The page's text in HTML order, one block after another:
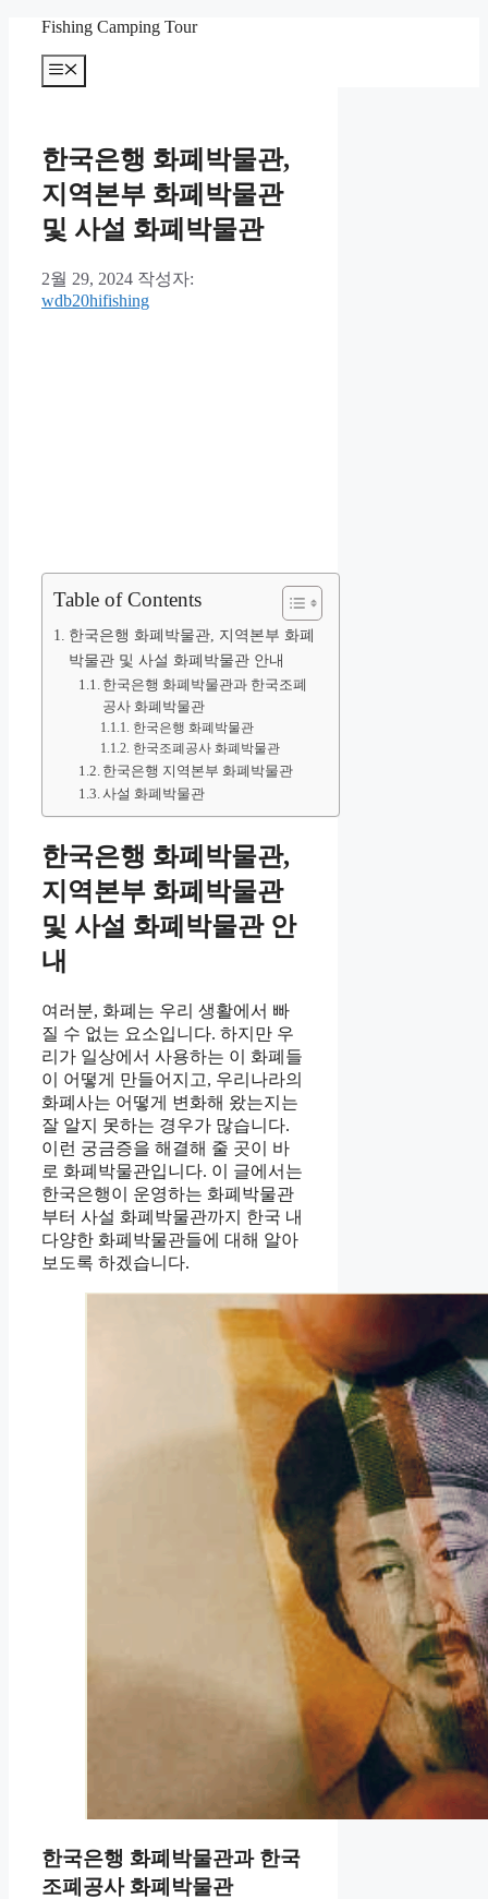
Fishing Camping Tour
메
뉴
한국은행 화폐박물관,
지역본부 화폐박물관
및 사설 화폐박물관
2월 29, 2024 작성자:
wdb20hifishing
Table of Contents
한국은행 화폐박물관, 지역본부 화폐
박물관 및 사설 화폐박물관 안내
한국은행 화폐박물관과 한국조폐
공사 화폐박물관
한국은행 화폐박물관
한국조폐공사 화폐박물관
한국은행 지역본부 화폐박물관
사설 화폐박물관
한국은행 화폐박물관,
지역본부 화폐박물관
및 사설 화폐박물관 안
내
여러분, 화폐는 우리 생활에서 빠
질 수 없는 요소입니다. 하지만 우
리가 일상에서 사용하는 이 화폐들
이 어떻게 만들어지고, 우리나라의
화폐사는 어떻게 변화해 왔는지는
잘 알지 못하는 경우가 많습니다.
이런 궁금증을 해결해 줄 곳이 바
로 화폐박물관입니다. 이 글에서는
한국은행이 운영하는 화폐박물관
부터 사설 화폐박물관까지 한국 내
다양한 화폐박물관들에 대해 알아
보도록 하겠습니다.
한국은행 화폐박물관과 한국
조폐공사 화폐박물관